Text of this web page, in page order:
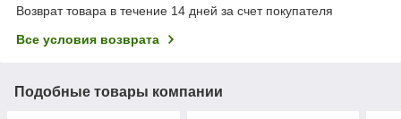
Возврат товара в течение 14 дней за счет покупателя
Все условия возврата
Подобные товары компании